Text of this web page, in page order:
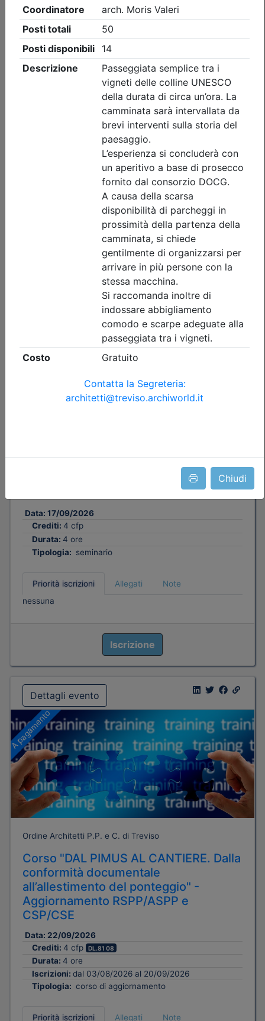
Chiudi
Workshop 'INTONACI IN TERRA
CRUDA' - REPLICA
dal 22/07/2026 al 09/09/2026
workshop
Allegati
Note
Posti disponibili:
Iscrizione
architettura, paesaggio e resilienza
urbana tra superfici filtranti e sistemi
Data: 17/09/2026
Crediti: 4 cfp
Durata: 4 ore
Tipologia: seminario
Priorità iscrizioni Allegati
Note
nessuna
Iscrizione
Dettagli evento
A pagamento
Ordine Architetti P.P. e C. di Treviso
Corso "DAL PIMUS AL CANTIERE. Dalla
conformità documentale
all’allestimento del ponteggio" -
Aggiornamento RSPP/ASPP e
CSP/CSE
Data: 22/09/2026
Crediti: 4 cfp DL.81 08
Durata: 4 ore
Iscrizioni: dal 03/08/2026 al 20/09/2026
Tipologia: corso di aggiornamento
Priorità iscrizioni Allegati Note